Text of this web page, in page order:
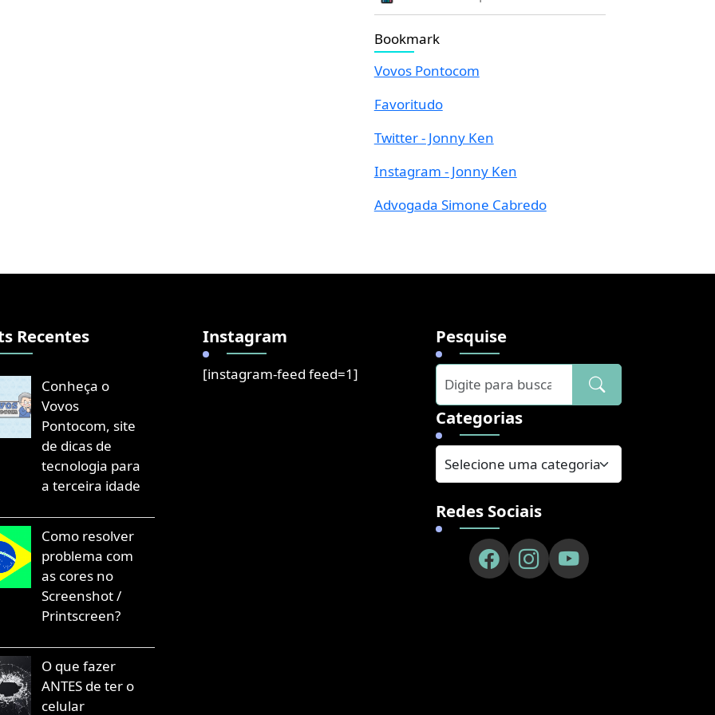
Bookmark
Vovos Pontocom
Favoritudo
Twitter - Jonny Ken
Instagram - Jonny Ken
Advogada Simone Cabredo
Recentes
Conheça o
Vovos
Pontocom, site
de dicas de
tecnologia para
a terceira idade
Como resolver
problema com
as cores no
Screenshot /
Printscreen?
O que fazer
ANTES de ter o
celular
Instagram
[instagram-feed feed=1]
Pesquise
Categorias
Redes Sociais